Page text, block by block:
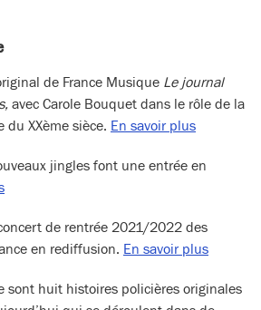
de France Musique Le journal
avec Carole Bouquet dans le rôle de la
XXème sièce. En savoir plus
jingles font une entrée en
de rentrée 2021/2022 des
en rediffusion. En savoir plus
sont huit histoires policières originales